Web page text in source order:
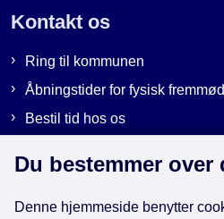
Kontakt os
Ring til kommunen
Åbningstider for fysisk
Bestil tid hos os
Du bestemmer over
Denne hjemmeside benytter